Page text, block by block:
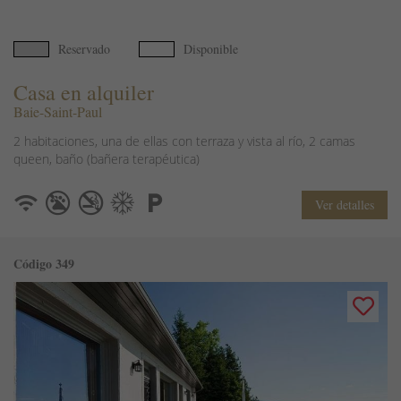
Reservado Disponible
Casa en alquiler
Baie-Saint-Paul
2 habitaciones, una de ellas con terraza y vista al río, 2 camas
queen, baño (bañera terapéutica)
Ver detalles
Código 349